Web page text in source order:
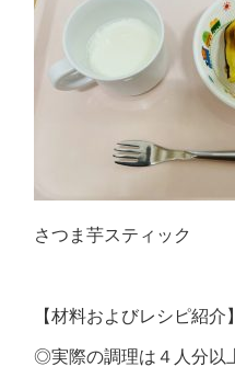
さつま芋スティック
【材料およびレシピ紹介】
◎実際の調理は４人分以